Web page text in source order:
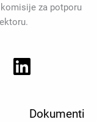
za potporu
Dokumenti